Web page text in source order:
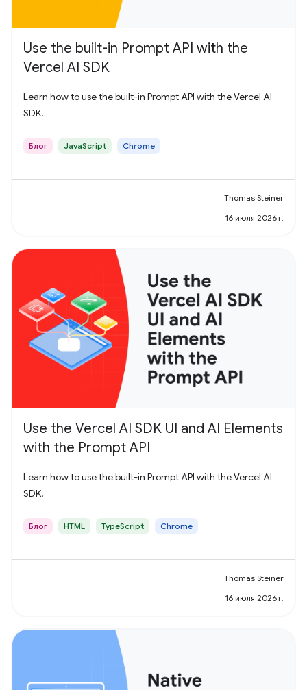
Use the built-in Prompt API with the
Vercel AI SDK
Learn how to use the built-in Prompt API with the Vercel AI
SDK.
Блог JavaScript Chrome
Thomas Steiner
16 июля 2026 г.
Use the Vercel AI SDK UI and AI Elements
with the Prompt API
Learn how to use the built-in Prompt API with the Vercel AI
SDK.
Блог HTML TypeScript Chrome
Thomas Steiner
16 июля 2026 г.